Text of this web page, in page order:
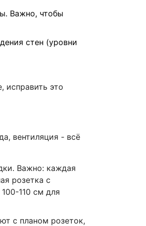
Важно, чтобы
стен (уровни
исправить это
вентиляция - всё
Важно: каждая
розетка с
110 см для
с планом розеток,